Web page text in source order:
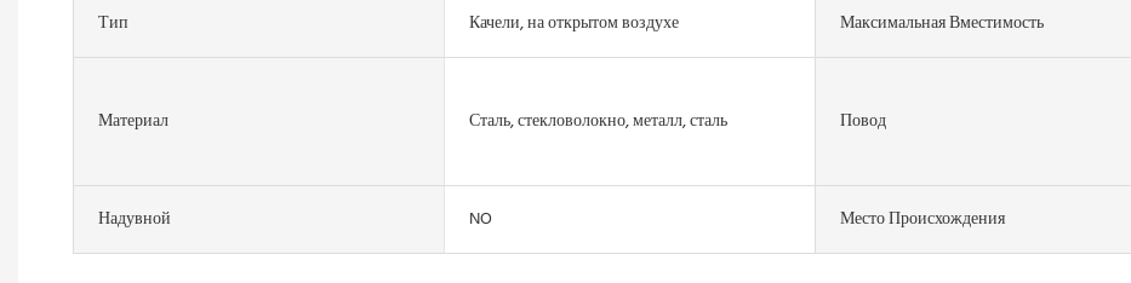
Тип Качели, на открытом воздухе Максимальная Вместимость
Материал Сталь, стекловолокно, металл, сталь Повод
Надувной NO Место Происхождения